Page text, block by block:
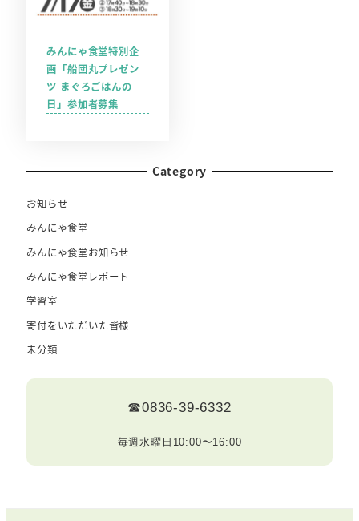
みんにゃ食堂特別企
画「船団丸プレゼン
ツ まぐろごはんの
日」参加者募集
Category
お知らせ
みんにゃ食堂
みんにゃ食堂お知らせ
みんにゃ食堂レポート
学習室
寄付をいただいた皆様
未分類
☎0836-39-6332
毎週水曜日10:00〜16:00